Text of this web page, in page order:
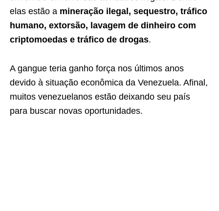
elas estão a mineração ilegal, sequestro, tráfico
humano, extorsão, lavagem de dinheiro com
criptomoedas e tráfico de drogas.
A gangue teria ganho força nos últimos anos
devido à situação econômica da Venezuela. Afinal,
muitos venezuelanos estão deixando seu país
para buscar novas oportunidades.